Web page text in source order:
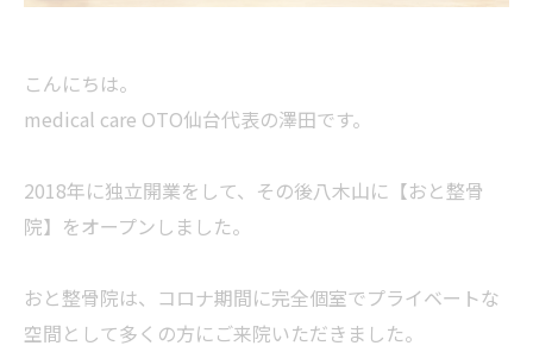
こんにちは。
medical care OTO仙台代表の澤田です。
2018年に独立開業をして、その後八木山に【おと整骨
院】をオープンしました。
おと整骨院は、コロナ期間に完全個室でプライベートな
空間として多くの方にご来院いただきました。